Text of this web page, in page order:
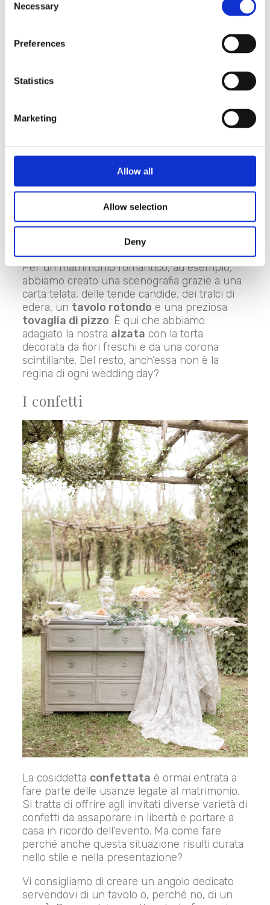
Selection
Necessary
Preferences
Statistics
Marketing
Allow all
Allow selection
Deny
uno dei momenti più suggestivi e fotografati.
Anche per questo è importante riservare alla
wedding cake una collocazione e un
visibile dagli invitati e adeguato allo stile delle
Per un matrimonio romantico, ad esempio,
abbiamo creato una scenografia grazie a una
carta telata, delle tende candide, dei tralci di
edera, un tavolo rotondo e una preziosa
tovaglia di pizzo. È qui che abbiamo
adagiato la nostra alzata con la torta
decorata da fiori freschi e da una corona
scintillante. Del resto, anch’essa non è la
regina di ogni wedding day?
I confetti
La cosiddetta confettata è ormai entrata a
fare parte delle usanze legate al matrimonio.
Si tratta di offrire agli invitati diverse varietà di
confetti da assaporare in libertà e portare a
casa in ricordo dell’evento. Ma come fare
perché anche questa situazione risulti curata
nello stile e nella presentazione?
Vi consigliamo di creare un angolo dedicato
servendovi di un tavolo o, perché no, di un